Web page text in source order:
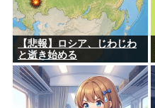
【悲報】ロシア、じわじわ
と逝き始める